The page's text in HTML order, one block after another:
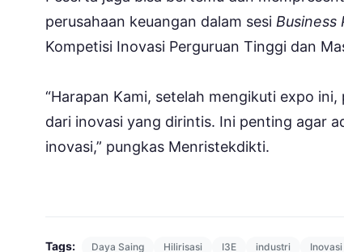
perusahaan keuangan dalam sesi Business
Kompetisi Inovasi Perguruan Tinggi dan
“Harapan Kami, setelah mengikuti expo
dari inovasi yang dirintis. Ini penting agar
inovasi,” pungkas Menristekdikti.
Tags: Daya Saing Hilirisasi I3E industri Inovasi